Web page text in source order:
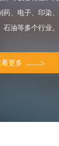
、电子、印染、
石油等多个行业。
看更多